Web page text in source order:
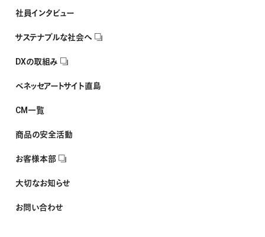
社員インタビュー
サステナブルな社会へ
DXの取組み
ベネッセアートサイト直島
CM一覧
商品の安全活動
お客様本部
大切なお知らせ
お問い合わせ